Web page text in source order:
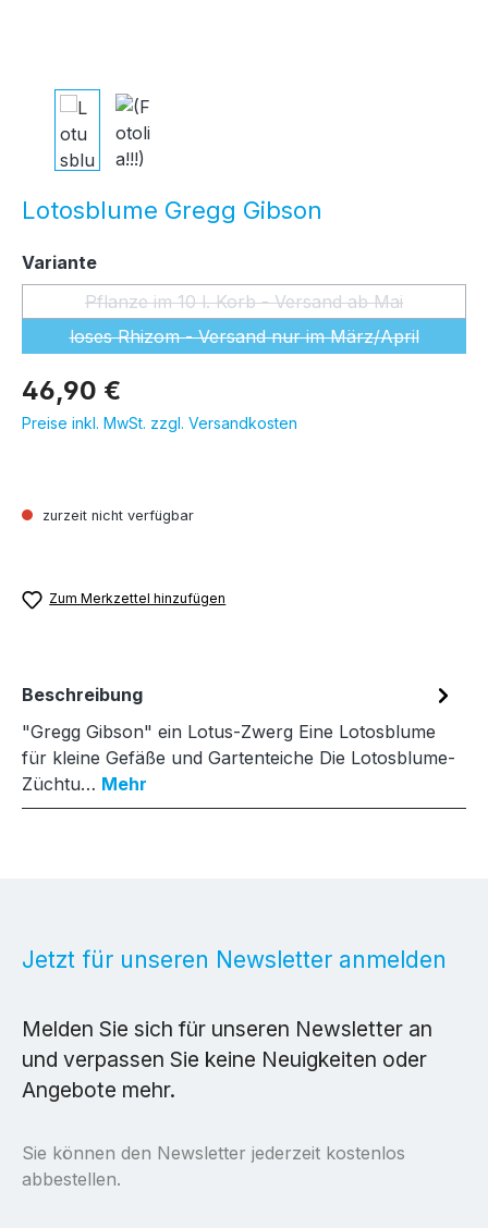
Lotosblume Gregg Gibson
46,90 €
Preise inkl. MwSt. zzgl. Versandkosten
zurzeit nicht verfügbar
Varianteauswählen
Pflanze im 10 l. Korb - Versand ab Mai
(Diese Option ist zurzeit nicht
loses Rhizom - Versand nur im März/April
(Diese Option ist zurzeit nicht
Zum Merkzettel hinzufügen
Beschreibung
"Gregg Gibson" ein Lotus-Zwerg Eine Lotosblume
für kleine Gefäße und Gartenteiche Die Lotosblume-
Züchtu… Mehr
Jetzt für unseren Newsletter anmelden
Melden Sie sich für unseren Newsletter an
und verpassen Sie keine Neuigkeiten oder
Angebote mehr.
Sie können den Newsletter jederzeit kostenlos
abbestellen.